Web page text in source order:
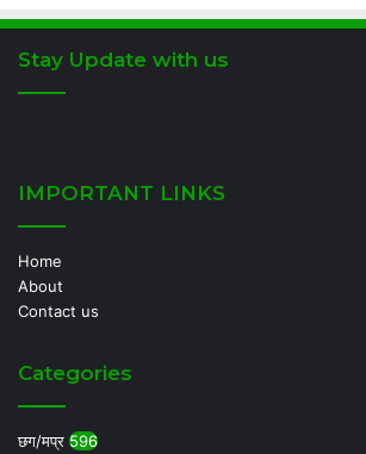
Stay Update with us
IMPORTANT LINKS
Home
About
Contact us
Categories
छग/मप्र 596